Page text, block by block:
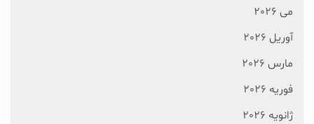
می 2026
آوریل 2026
مارس 2026
فوریه 2026
ژانویه 2026